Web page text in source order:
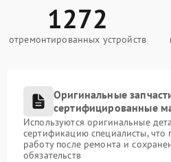
1272
отремонтированных устройств
Оригинальные
сертифицированные
Используются оригинальные
сертификацию специалисты, что
работу после ремонта и
обязательств